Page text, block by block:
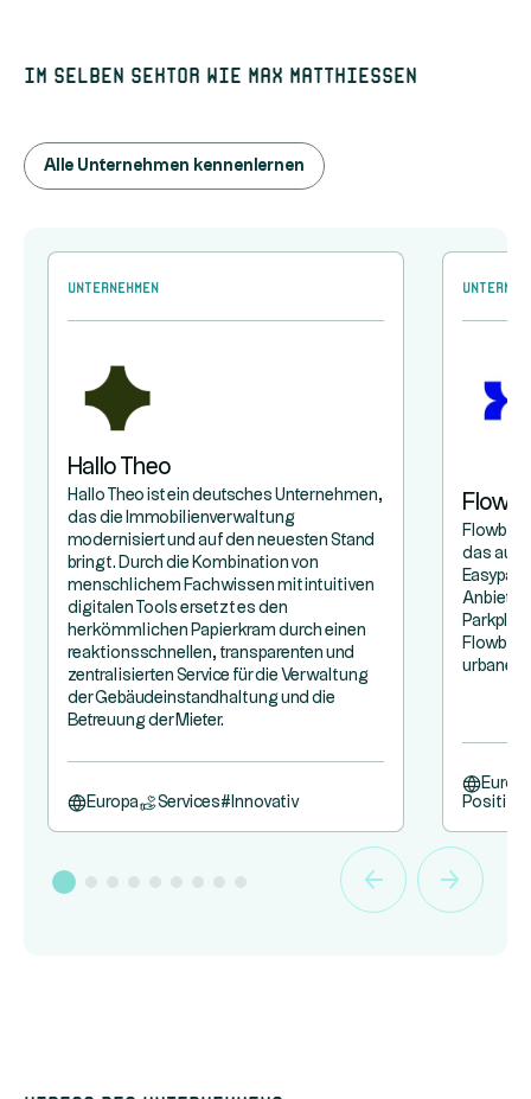
Im selben Sektor wie Max Matthiessen
Alle Unternehmen kennenlernen
Unternehmen
Hallo Theo
Hallo Theo ist ein deutsches Unternehmen,
das die Immobilienverwaltung
modernisiert und auf den neuesten Stand
bringt. Durch die Kombination von
menschlichem Fachwissen mit intuitiven
digitalen Tools ersetzt es den
herkömmlichen Papierkram durch einen
reaktionsschnellen, transparenten und
zentralisierten Service für die Verwaltung
der Gebäudeinstandhaltung und die
Betreuung der Mieter.
Europa Services# Innovativ
Flowbird
das aus
Anbieter
urbane
Positive